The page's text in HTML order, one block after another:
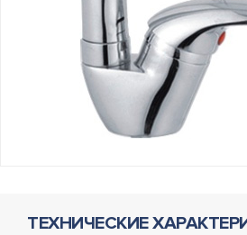
ТЕХНИЧЕСКИЕ